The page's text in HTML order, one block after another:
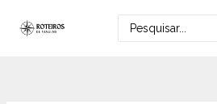
para
Procurar:
por: